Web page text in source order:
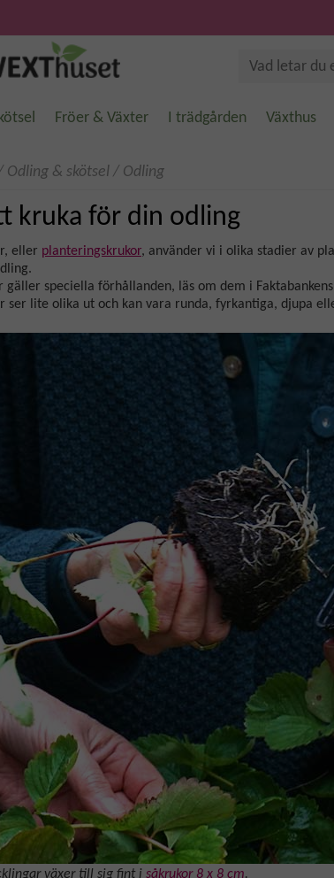
Fröer & Växter I trädgården Växthus
Odling & skötsel / Odling
kruka för din odling
eller planteringskrukor, använder vi i olika stadier av
gäller speciella förhållanden, läs om dem i Faktabankens
ser lite olika ut och kan vara runda, fyrkantiga, djupa
växer till sig fint i såkrukor 8 x 8 cm.